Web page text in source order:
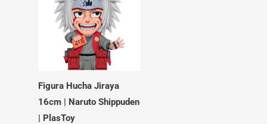
Figura Hucha Jiraya
16cm | Naruto Shippuden
| PlasToy